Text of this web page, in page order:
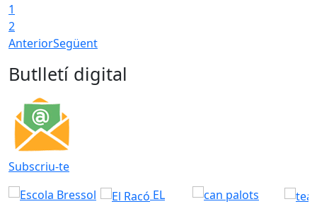
1
2
AnteriorSegüent
Butlletí digital
Subscriu-te
EL